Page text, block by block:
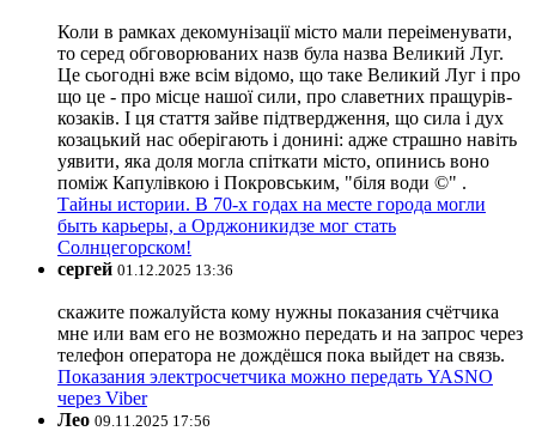
Коли в рамках декомунізації місто мали переіменувати,
то серед обговорюваних назв була назва Великий Луг.
Це сьогодні вже всім відомо, що таке Великий Луг і про
що це - про місце нашої сили, про славетних пращурів-
козаків. І ця стаття зайве підтвердження, що сила і дух
козацький нас оберігають і донині: адже страшно навіть
уявити, яка доля могла спіткати місто, опинись воно
поміж Капулівкою і Покровським, "біля води ©" .
Тайны истории. В 70-х годах на месте города могли
быть карьеры, а Орджоникидзе мог стать
Солнцегорском!
сергей 01.12.2025 13:36
скажите пожалуйста кому нужны показания счётчика
мне или вам его не возможно передать и на запрос через
телефон оператора не дождёшся пока выйдет на связь.
Показания электросчетчика можно передать YASNO
через Viber
Лео 09.11.2025 17:56